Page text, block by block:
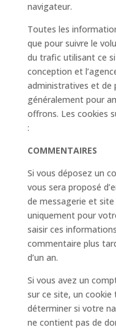
navigateur.
Toutes les
que pour suivre le
du trafic utilisant ce
conception et
administratives et de
généralement pour
offrons. Les cookies
:
COMMENTAIRES
Si vous déposez un
vous sera proposé
de messagerie et site
uniquement pour
saisir ces
commentaire plus
d’un an.
Si vous avez un
sur ce site, un cookie
déterminer si votre
ne contient pas de